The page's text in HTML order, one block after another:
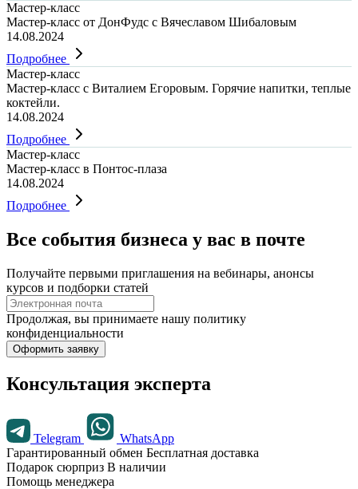
Мастер-класс
Мастер-класс от ДонФудс с Вячеславом Шибаловым
14.08.2024
Подробнее
Мастер-класс
Мастер-класс с Виталием Егоровым. Горячие напитки, теплые
коктейли.
14.08.2024
Подробнее
Мастер-класс
Мастер-класс в Понтос-плаза
14.08.2024
Подробнее
Все события бизнеса у вас в почте
Получайте первыми приглашения на вебинары, анонсы
курсов и подборки статей
Продолжая, вы принимаете нашу политику
конфиденциальности
Оформить заявку
Консультация эксперта
Telegram
WhatsApp
Гарантированный обмен Бесплатная доставка
Подарок сюрприз В наличии
Помощь менеджера